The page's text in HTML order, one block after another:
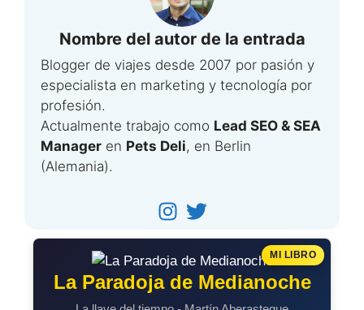
Nombre del autor de la entrada
Blogger de viajes desde 2007 por pasión y
especialista en marketing y tecnología por
profesión.
Actualmente trabajo como Lead SEO & SEA
Manager en Pets Deli, en Berlin
(Alemania).
MI LIBRO
La Paradoja de Medianoche